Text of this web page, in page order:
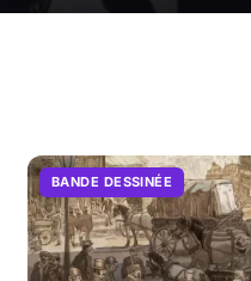
BANDE DESSINÉE